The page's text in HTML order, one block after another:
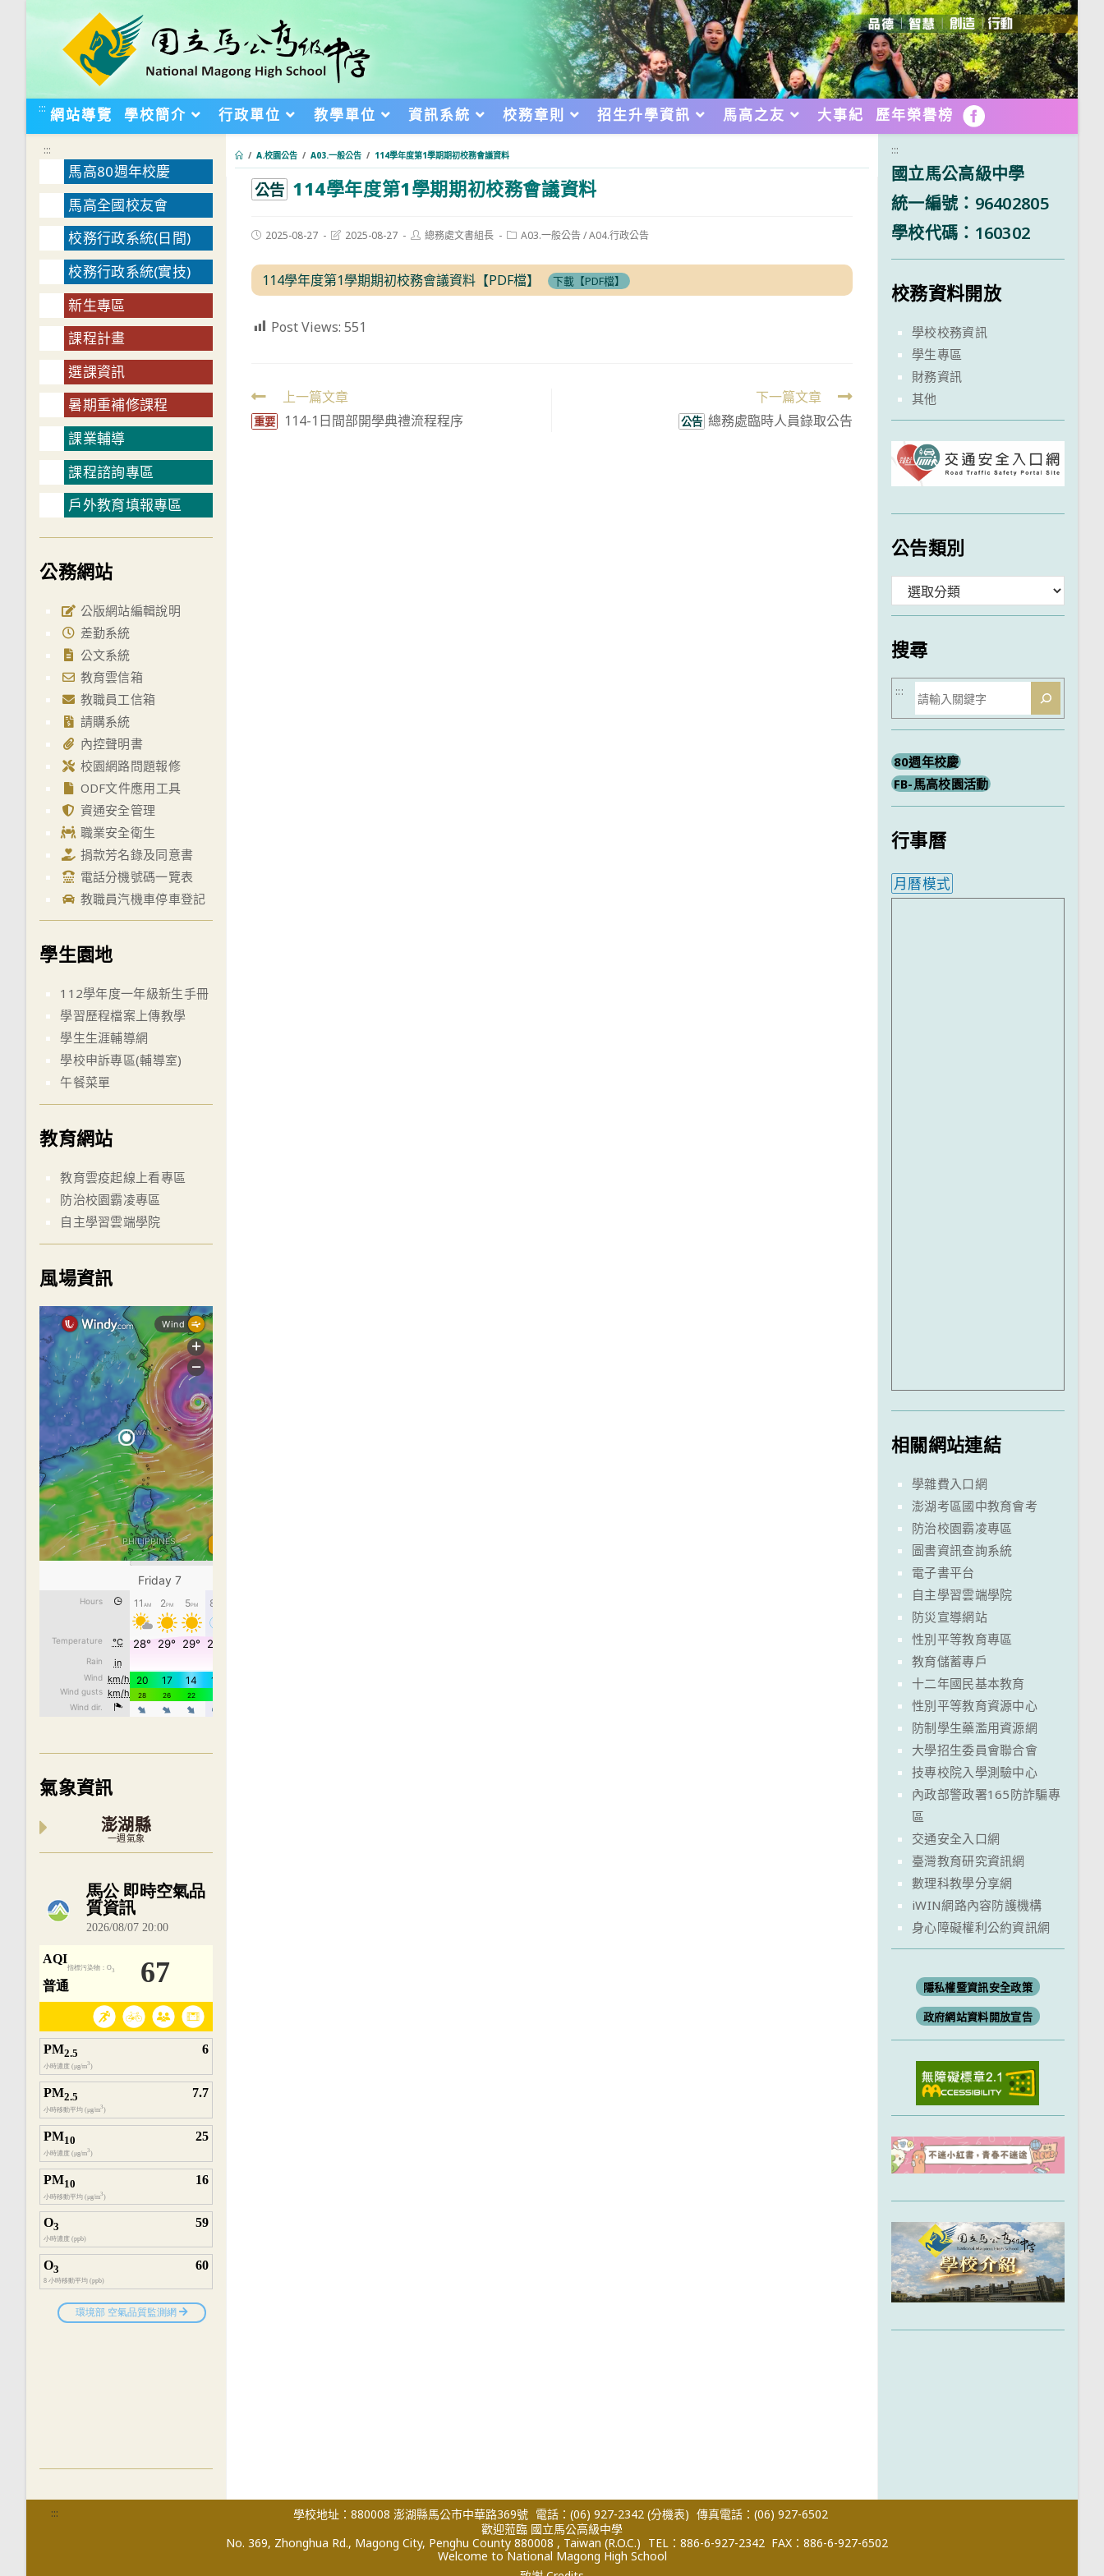
::: 網站導覽 學校簡介 行政單位 教學單位 資訊系統 校務章則 招生升學資訊 馬高之友 大事紀 歷年榮譽榜 FB
/ A.校園公告 / A03.一般公告 / 114學年度第1學期期初校務會議資料
公告 114學年度第1學期期初校務會議資料
Post2025-08-27
Post2025-08-27
Post總務處文書組長
PostA03.一般公告/A04.行政公告
114學年度第1學期期初校務會議資料【PDF檔】 下載【PDF檔】
Post Views: 551
Read
more
上一篇文章
重要 114-1日間部開學典禮流程程序
下一篇文章
公告 總務處臨時人員錄取公告
:::
馬高80週年校慶
馬高全國校友會
校務行政系統(日間)
校務行政系統(實技)
新生專區
課程計畫
選課資訊
暑期重補修課程
課業輔導
課程諮詢專區
戶外教育填報專區
公務網站
公版網站編輯說明
差勤系統
公文系統
教育雲信箱
教職員工信箱
請購系統
內控聲明書
校園網路問題報修
ODF文件應用工具
資通安全管理
職業安全衛生
捐款芳名錄及同意書
電話分機號碼一覽表
教職員汽機車停車登記
學生園地
112學年度一年級新生手冊
學習歷程檔案上傳教學
學生生涯輔導網
學校申訴專區(輔導室)
午餐菜單
教育網站
教育雲疫起線上看專區
防治校園霸凌專區
自主學習雲端學院
風場資訊
氣象資訊
澎湖縣
一週氣象
內嵌空氣品質小工具為視覺預覽，完整即時空氣品質資料請開啟
:::
國立馬公高級中學
統一編號：96402805
學校代碼：160302
校務資料開放
學校校務資訊
學生專區
財務資訊
其他
公告類別
類
搜尋
搜
尋
:::
80週年校慶
FB-馬高校園活動
行事曆
月曆模式
相關網站連結
學雜費入口網
澎湖考區國中教育會考
防治校園霸凌專區
圖書資訊查詢系統
電子書平台
自主學習雲端學院
防災宣導網站
性別平等教育專區
教育儲蓄專戶
十二年國民基本教育
性別平等教育資源中心
防制學生藥濫用資源網
大學招生委員會聯合會
技專校院入學測驗中心
內政部警政署165防詐騙專
區
交通安全入口網
臺灣教育研究資訊網
數理科教學分享網
iWIN網路內容防護機構
身心障礙權利公約資訊網
隱私權暨資訊安全政策
政府網站資料開放宣告
::: 學校地址：880008 澎湖縣馬公市中華路369號 電話：(06) 927-2342 (分機表) 傳真電話：(06) 927-6502
歡迎蒞臨 國立馬公高級中學
No. 369, Zhonghua Rd., Magong City, Penghu County 880008 , Taiwan (R.O.C.) TEL：886-6-927-2342 FAX：886-6-927-6502
Welcome to National Magong High School